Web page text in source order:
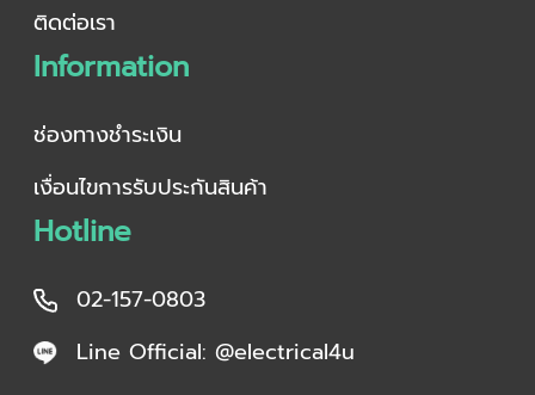
ติดต่อเรา
Information
ช่องทางชำระเงิน
เงื่อนไขการรับประกันสินค้า
Hotline
02-157-0803
Line Official: @electrical4u